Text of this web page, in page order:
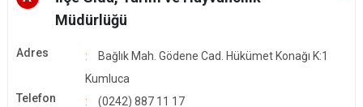
Müdürlüğü
Adres
Bağlık Mah. Gödene Cad. Hükümet Konağı K:1
Kumluca
Telefon
(0242) 887 11 17